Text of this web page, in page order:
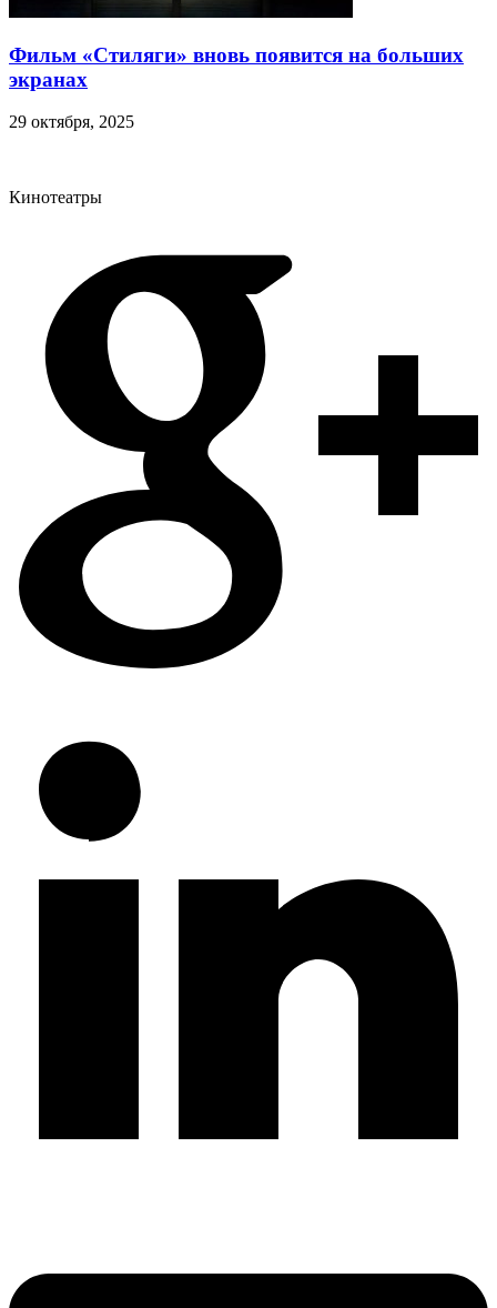
Фильм «Стиляги» вновь появится на больших
экранах
29 октября, 2025
Кинотеатры